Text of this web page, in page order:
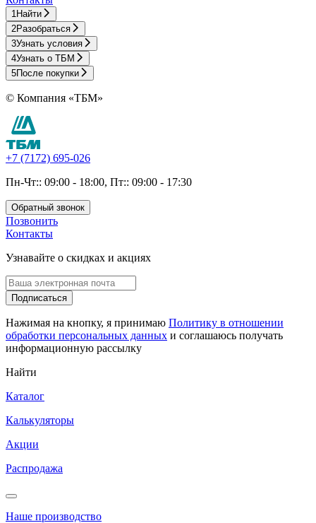
1 Найти
2Разобраться
3Узнать условия
4Узнать о ТБМ
5После покупки
© Компания «ТБМ»
+7 (7172) 695-026
Пн-Чт:: 09:00 - 18:00, Пт:: 09:00 - 17:30
Обратный звонок
Позвонить
Контакты
Узнавайте о скидках и акциях
Подписаться
Нажимая на кнопку, я принимаю Политику в отношении
обработки персональных данных и соглашаюсь получать
информационную рассылку
Найти
Каталог
Калькуляторы
Акции
Распродажа
Наше производство